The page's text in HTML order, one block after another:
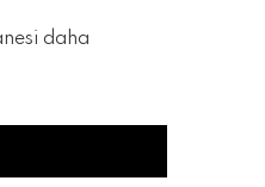
daha